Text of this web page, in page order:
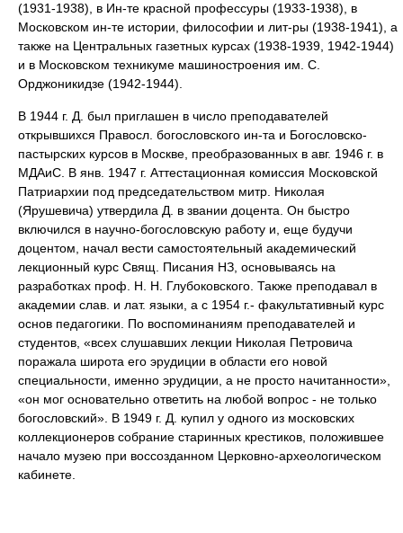
(1931-1938), в Ин-те красной профессуры (1933-1938), в
Московском ин-те истории, философии и лит-ры (1938-1941), а
также на Центральных газетных курсах (1938-1939, 1942-1944)
и в Московском техникуме машиностроения им. С.
Орджоникидзе (1942-1944).
В 1944 г. Д. был приглашен в число преподавателей
открывшихся Правосл. богословского ин-та и Богословско-
пастырских курсов в Москве, преобразованных в авг. 1946 г. в
МДАиС. В янв. 1947 г. Аттестационная комиссия Московской
Патриархии под председательством митр. Николая
(Ярушевича) утвердила Д. в звании доцента. Он быстро
включился в научно-богословскую работу и, еще будучи
доцентом, начал вести самостоятельный академический
лекционный курс Свящ. Писания НЗ, основываясь на
разработках проф. Н. Н. Глубоковского. Также преподавал в
академии слав. и лат. языки, а с 1954 г.- факультативный курс
основ педагогики. По воспоминаниям преподавателей и
студентов, «всех слушавших лекции Николая Петровича
поражала широта его эрудиции в области его новой
специальности, именно эрудиции, а не просто начитанности»,
«он мог основательно ответить на любой вопрос - не только
богословский». В 1949 г. Д. купил у одного из московских
коллекционеров собрание старинных крестиков, положившее
начало музею при воссозданном Церковно-археологическом
кабинете.